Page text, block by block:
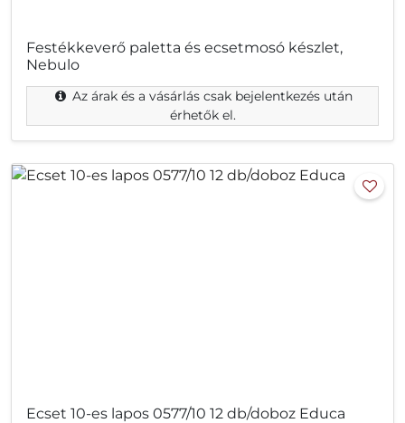
Festékkeverő paletta és ecsetmosó készlet,
Nebulo
Az árak és a vásárlás csak bejelentkezés után
érhetők el.
Ecset 10-es lapos 0577/10 12 db/doboz Educa